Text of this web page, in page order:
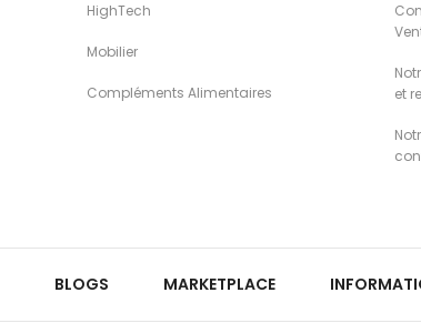
HighTech
Mobilier
Compléments Alimentaires
et
BLOGS MARKETPLACE